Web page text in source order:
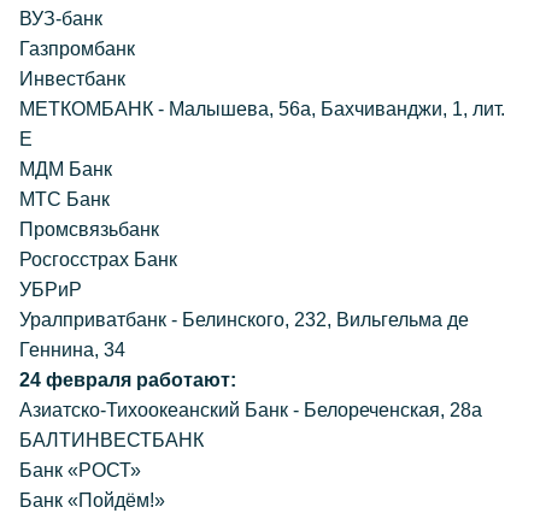
ВУЗ-банк
Газпромбанк
Инвестбанк
МЕТКОМБАНК - Малышева, 56а, Бахчиванджи, 1, лит.
Е
МДМ Банк
МТС Банк
Промсвязьбанк
Росгосстрах Банк
УБРиР
Уралприватбанк - Белинского, 232, Вильгельма де
Геннина, 34
24 февраля работают:
Азиатско-Тихоокеанский Банк - Белореченская, 28а
БАЛТИНВЕСТБАНК
Банк «РОСТ»
Банк «Пойдём!»